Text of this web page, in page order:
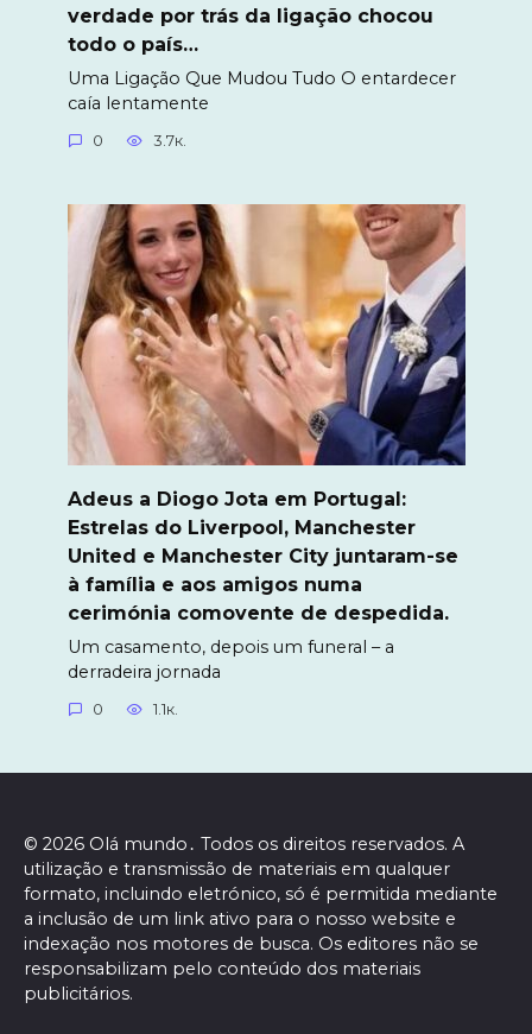
verdade por trás da ligação chocou
todo o país…
Uma Ligação Que Mudou Tudo O entardecer
caía lentamente
0 3.7к.
Adeus a Diogo Jota em Portugal:
Estrelas do Liverpool, Manchester
United e Manchester City juntaram-se
à família e aos amigos numa
cerimónia comovente de despedida.
Um casamento, depois um funeral – a
derradeira jornada
0 1.1к.
© 2026 Olá mundo․ Todos os direitos reservados. A
utilização e transmissão de materiais em qualquer
formato, incluindo eletrónico, só é permitida mediante
a inclusão de um link ativo para o nosso website e
indexação nos motores de busca. Os editores não se
responsabilizam pelo conteúdo dos materiais
publicitários.